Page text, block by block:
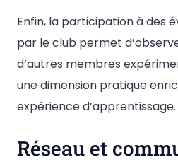
Enfin, la participation à des
par le club permet
d’autres membres
une dimension pratique
expérience d’apprentissage.
Réseau et